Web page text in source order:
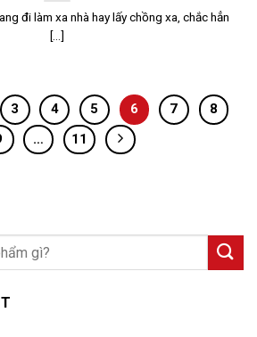
đi làm xa nhà hay lấy chồng xa, chắc hẳn
[...]
3 4 5 6 7
8
… 11